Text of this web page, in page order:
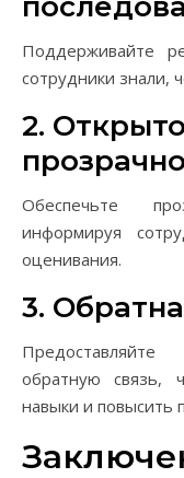
Поддерживайте
сотрудники знали,
2.
Обеспечьте
информируя
оценивания.
3.
обратную связь,
навыки и повысить